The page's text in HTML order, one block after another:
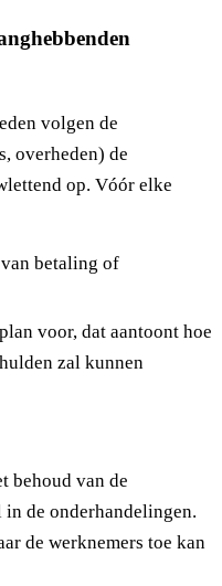
volgen de
overheden) de
op. Vóór elke
betaling of
voor, dat aantoont hoe
zal kunnen
behoud van de
de onderhandelingen.
de werknemers toe kan